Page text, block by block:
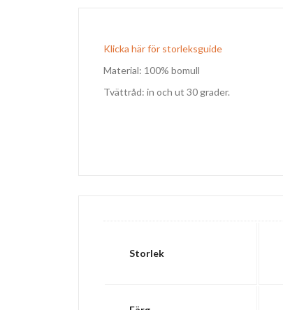
Klicka här för storleksguide
Material: 100% bomull
Tvättråd: in och ut 30 grader.
Storlek